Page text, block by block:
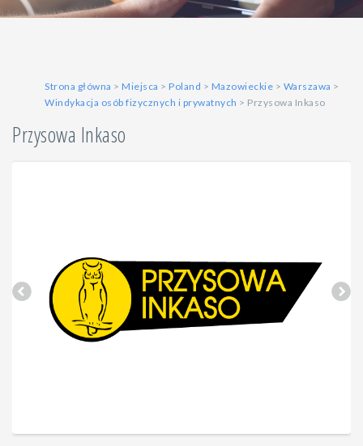
Strona główna > Miejsca > Poland > Mazowieckie > Warszawa >
Windykacja osób fizycznych i prywatnych > Przysowa Inkaso
Przysowa Inkaso